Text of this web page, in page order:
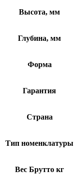
Высота, мм
Глубина, мм
Форма
Гарантия
Страна
Тип номенклатуры
Вес Брутто кг